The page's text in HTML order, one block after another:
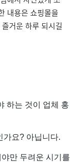
내용은 쇼핑몰을
거운 하루 되시길
하는 것이 업체 홍
가요? 아닙니다.
만 두려운 시기를